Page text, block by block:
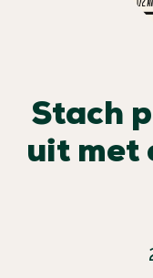
Stach
uit met